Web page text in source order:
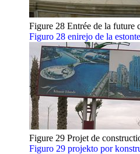
Figure 28 Entrée de la future
Figuro 28 enirejo de la
Figure 29 Projet de
Figuro 29 projekto por